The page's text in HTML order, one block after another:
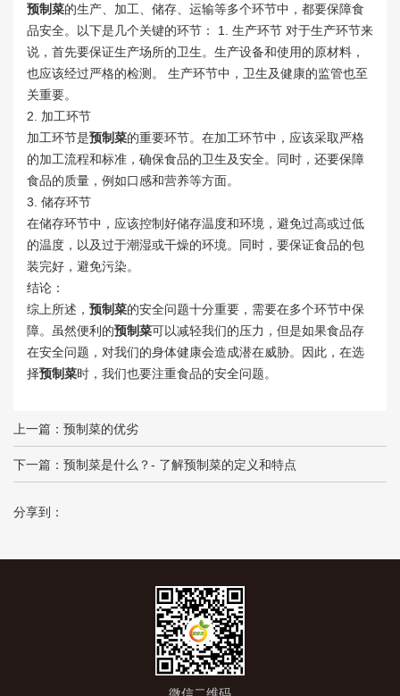
预制菜的生产、加工、储存、运输等多个环节中，都要保障食
品安全。以下是几个关键的环节： 1. 生产环节 对于生产环节来
说，首先要保证生产场所的卫生。生产设备和使用的原材料，
也应该经过严格的检测。 生产环节中，卫生及健康的监管也至
关重要。
2. 加工环节
加工环节是预制菜的重要环节。在加工环节中，应该采取严格
的加工流程和标准，确保食品的卫生及安全。同时，还要保障
食品的质量，例如口感和营养等方面。
3. 储存环节
在储存环节中，应该控制好储存温度和环境，避免过高或过低
的温度，以及过于潮湿或干燥的环境。同时，要保证食品的包
装完好，避免污染。
结论：
综上所述， 预制菜的安全问题十分重要，需要在多个环节中保
障。虽然便利的预制菜可以减轻我们的压力，但是如果食品存
在安全问题，对我们的身体健康会造成潜在威胁。因此，在选
择预制菜时，我们也要注重食品的安全问题。
上一篇： 预制菜的优劣
下一篇： 预制菜是什么？- 了解预制菜的定义和特点
分享到：
微信二维码